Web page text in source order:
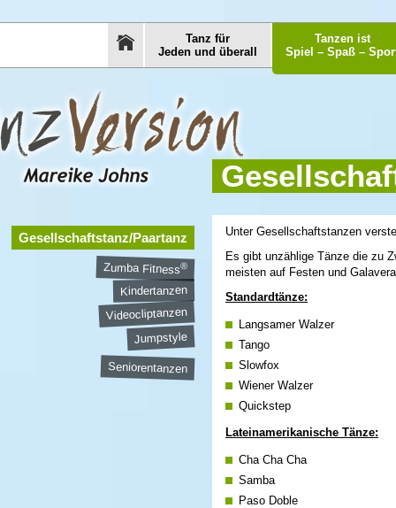
Tanz für
Jeden und überall
Tanzen ist
Spiel – Spaß –
Gesellschaftstanz/Paartanz
Zumba Fitness®
Kindertanzen
Videocliptanzen
Jumpstyle
Seniorentanzen
Unter Gesellschaftstanzen
Es gibt unzählige Tänze die zu
meisten auf Festen und
Standardtänze:
Langsamer Walzer
Tango
Slowfox
Wiener Walzer
Quickstep
Lateinamerikanische Tänze:
Cha Cha Cha
Samba
Paso Doble